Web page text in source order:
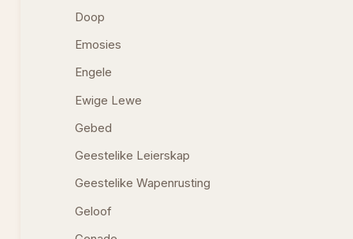
Doop
Emosies
Engele
Ewige Lewe
Gebed
Geestelike Leierskap
Geestelike Wapenrusting
Geloof